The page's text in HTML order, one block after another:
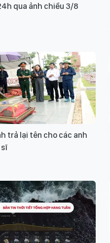
qua ảnh chiều 3/8
trả lại tên cho các anh